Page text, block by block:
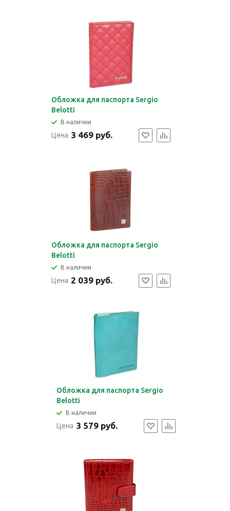
Обложка для паспорта Sergio
Belotti
В наличии
Цена 3 469 руб.
Обложка для паспорта Sergio
Belotti
В наличии
Цена 2 039 руб.
Обложка для паспорта Sergio
Belotti
В наличии
Цена 3 579 руб.